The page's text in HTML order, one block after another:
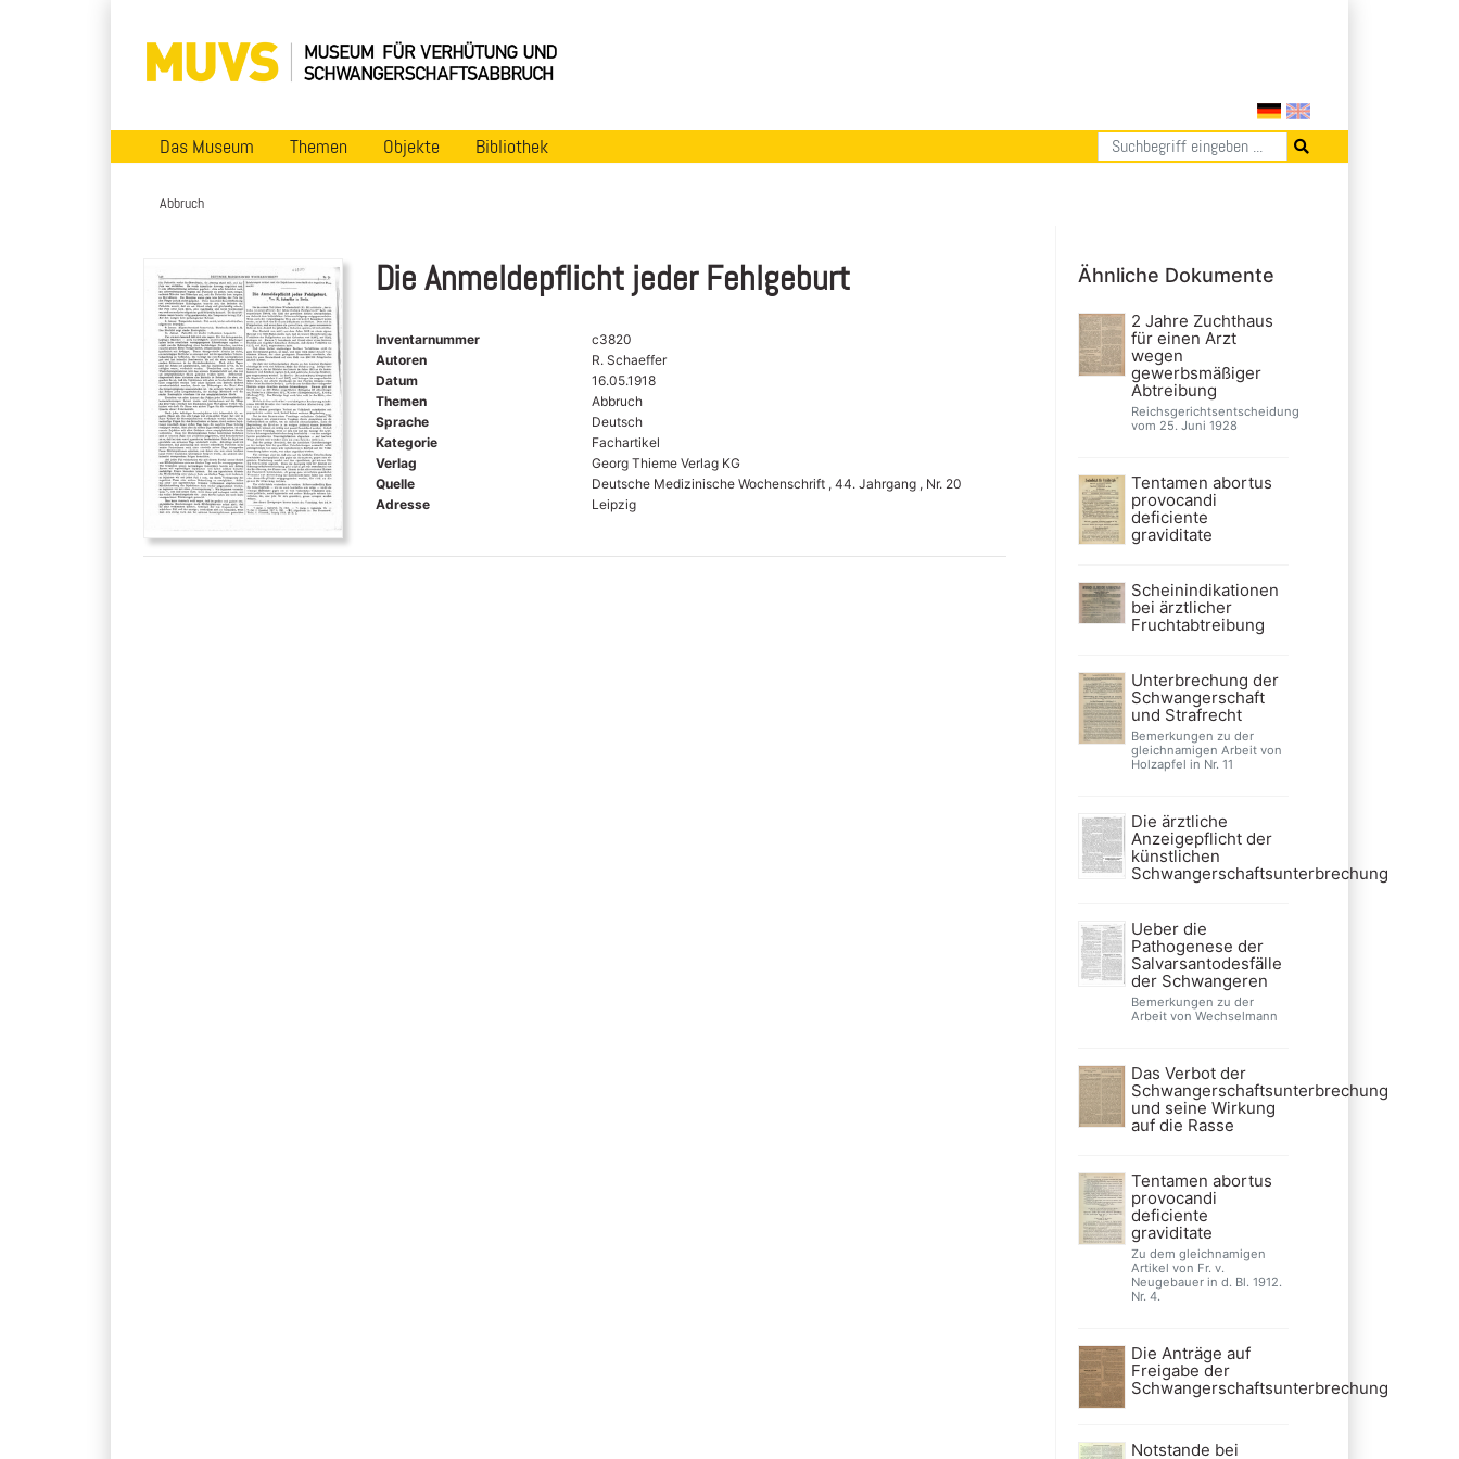
Das Museum Themen Objekte Bibliothek
Abbruch
Die Anmeldepflicht jeder Fehlgeburt
Inventarnummer
c3820
Autoren
R. Schaeffer
Datum
16.05.1918
Themen
Abbruch
Sprache
Deutsch
Kategorie
Fachartikel
Verlag
Georg Thieme Verlag KG
Quelle
Deutsche Medizinische Wochenschrift , 44. Jahrgang , Nr. 20
Adresse
Leipzig
Ähnliche Dokumente
2 Jahre Zuchthaus
für einen Arzt
wegen
gewerbsmäßiger
Abtreibung
Reichsgerichtsentscheidung
vom 25. Juni 1928
Tentamen abortus
provocandi
deficiente
graviditate
Scheinindikationen
bei ärztlicher
Fruchtabtreibung
Unterbrechung der
Schwangerschaft
und Strafrecht
Bemerkungen zu der
gleichnamigen Arbeit von
Holzapfel in Nr. 11
Die ärztliche
Anzeigepflicht der
künstlichen
Schwangerschaftsunterbrechung
Ueber die
Pathogenese der
Salvarsantodesfälle
der Schwangeren
Bemerkungen zu der
Arbeit von Wechselmann
Das Verbot der
Schwangerschaftsunterbrechung
und seine Wirkung
auf die Rasse
Tentamen abortus
provocandi
deficiente
graviditate
Zu dem gleichnamigen
Artikel von Fr. v.
Neugebauer in d. Bl. 1912.
Nr. 4.
Die Anträge auf
Freigabe der
Schwangerschaftsunterbrechung
Notstande bei